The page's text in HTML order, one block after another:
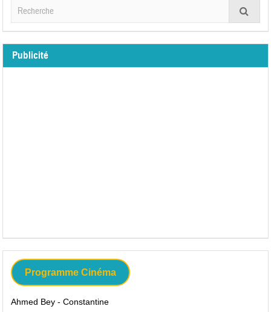
Publicité
Programme Cinéma
Ahmed Bey - Constantine